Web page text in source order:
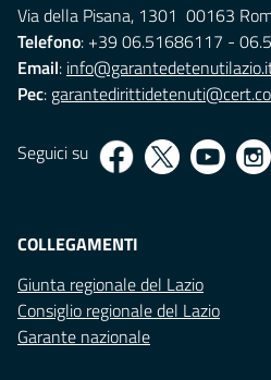
Via della Pisana, 1301 00163
Telefono: +39 06.51686117 -
Email:
Pec:
Seguici su
COLLEGAMENTI
Giunta regionale del Lazio
Consiglio regionale del Lazio
Garante nazionale